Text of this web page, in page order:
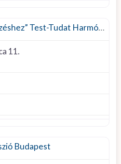
„Iránytű Az Együttérzéshez” Test-Tudat Harmónia Egyesület/CompaSS Hungary
11.
Budapest